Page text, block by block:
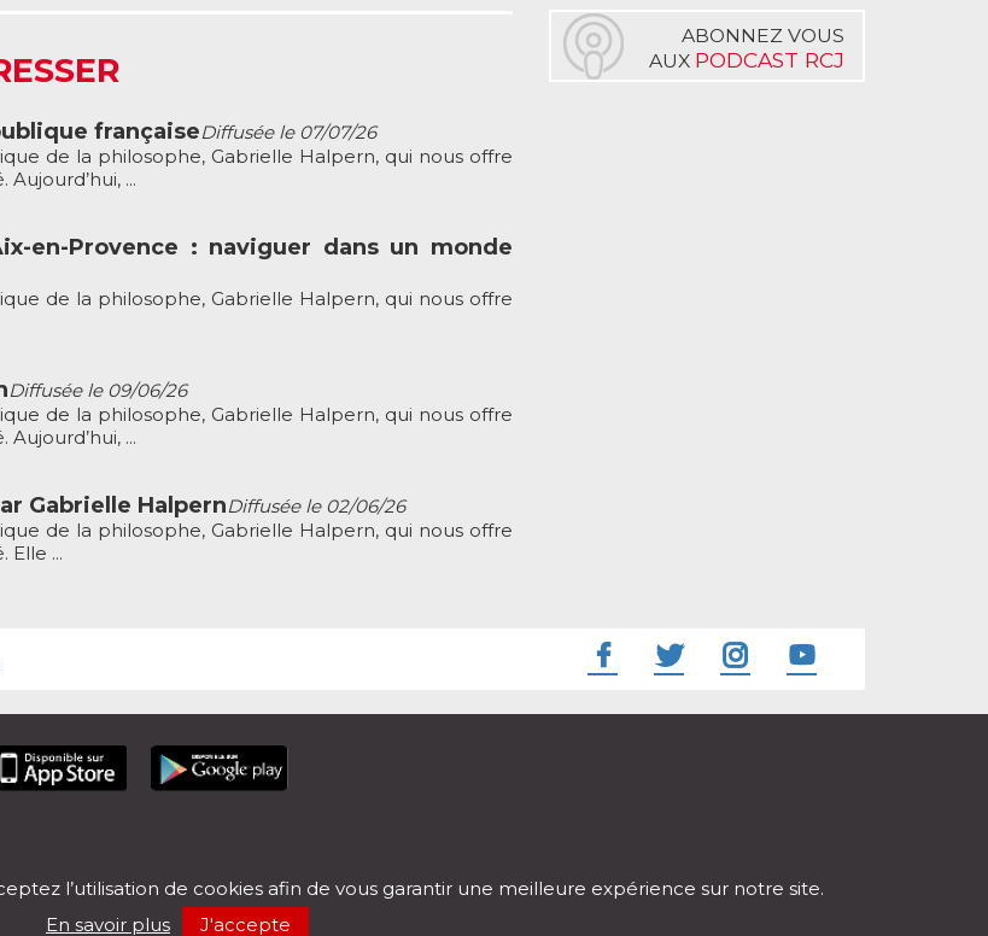
françaiseDiffusée le 07/07/26
de la philosophe, Gabrielle Halpern, qui nous offre
...
en-Provence : naviguer dans un monde
de la philosophe, Gabrielle Halpern, qui nous offre
Diffusée le 09/06/26
de la philosophe, Gabrielle Halpern, qui nous offre
...
Gabrielle HalpernDiffusée le 02/06/26
de la philosophe, Gabrielle Halpern, qui nous offre
Elle ...
ABONNEZ VOUS
AUX PODCAST RCJ
l’utilisation de cookies afin de vous garantir une meilleure expérience sur notre site.
En savoir plus
J'accepte